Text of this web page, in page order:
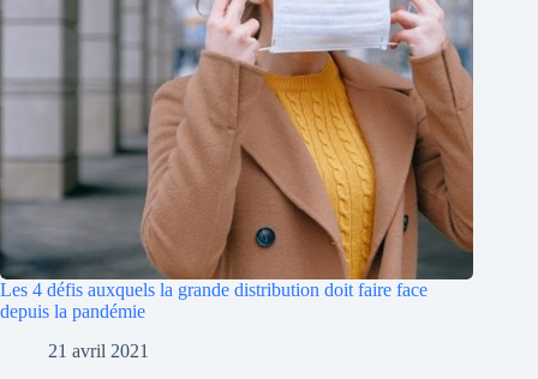
Les 4 défis auxquels la grande distribution doit faire face
depuis la pandémie
21 avril 2021